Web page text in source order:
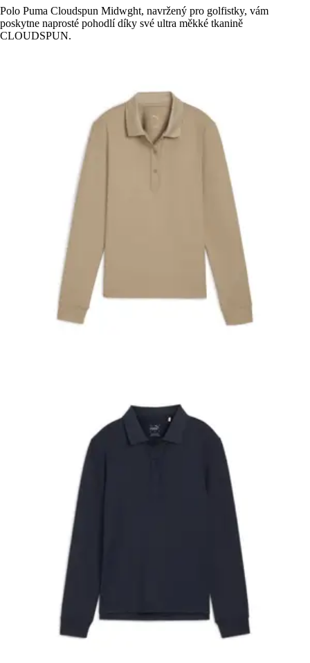
Polo Puma Cloudspun Midwght, navržený pro golfistky, vám
poskytne naprosté pohodlí díky své ultra měkké tkanině
CLOUDSPUN.